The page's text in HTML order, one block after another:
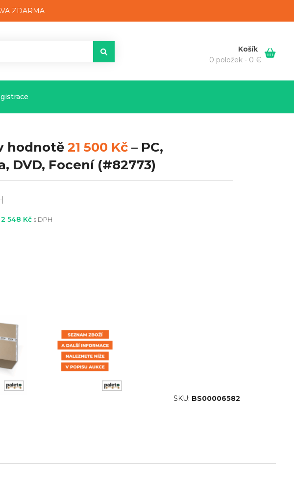
ZDARMA
Košík
0 položek - 0 €
SKU: BS00006582
hodnotě 21 500 Kč– PC,
DVD, Focení(#82773)
2 548 Kč s DPH